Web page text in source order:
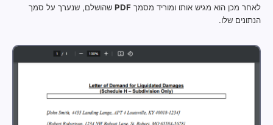
לאחר מכן הוא מגיש אותו ומוריד מסמך PDF שהושלם, שנערך על סמך
הנתונים שלו.